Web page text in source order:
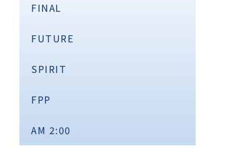
FINAL
FUTURE
SPIRIT
FPP
AM 2:00